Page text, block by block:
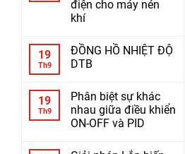
điện cho máy nén
khí
19
Th9
ĐỒNG HỒ NHIỆT ĐỘ
DTB
19
Th9
Phân biệt sự khác
nhau giữa điều khiển
ON-OFF và PID